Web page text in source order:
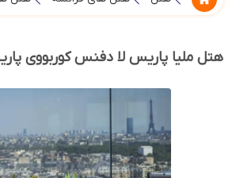
هتل ملیا پاریس لا دفنس کوربووی